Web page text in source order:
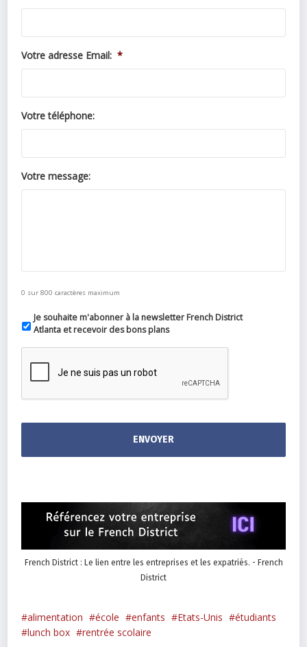
Votre adresse Email: *
Votre téléphone:
Votre message:
0 sur 800 caractères maximum
Je souhaite m'abonner à la newsletter French District
Atlanta et recevoir des bons plans
French District : Le lien entre les entreprises et les expatriés. - French
District
alimentation école enfants Etats-Unis
étudiants
lunch box
rentrée scolaire